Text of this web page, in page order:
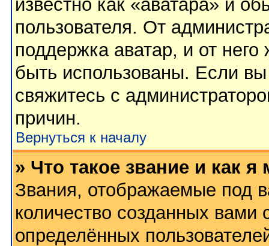
известно как «аватара» и
пользователя. От
поддержка аватар, и от него
быть использованы. Если
свяжитесь с
причин.
Вернуться к началу
» Что такое звание и как я
Звания, отображаемые под
количество созданных
определённых